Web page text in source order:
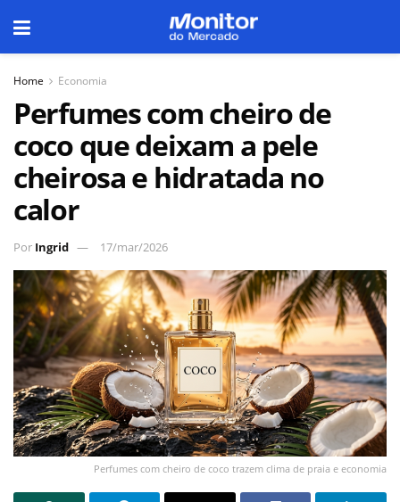
Home Economia
Perfumes com cheiro de
coco que deixam a pele
cheirosa e hidratada no
calor
Por Ingrid 17/mar/2026
Perfumes com cheiro de coco trazem clima de praia e economia